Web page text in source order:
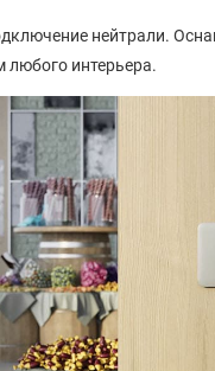
нейтрали.
интерьера.